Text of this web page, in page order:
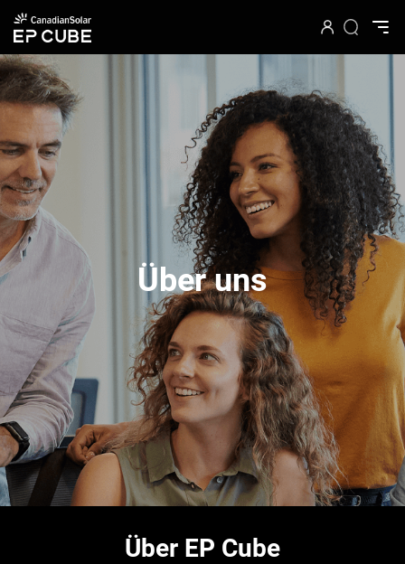
Über uns
Über EP Cube